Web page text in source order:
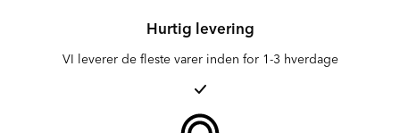
Hurtig levering
VI leverer de fleste varer inden for 1-3 hverdage